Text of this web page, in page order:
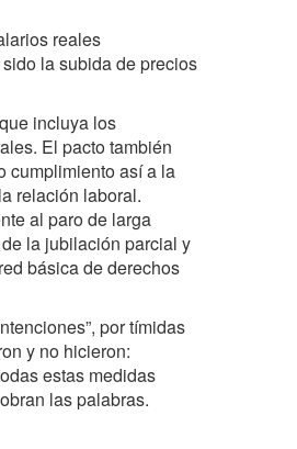
reales
la subida de precios
incluya los
El pacto también
cumplimiento así a la
relación laboral.
al paro de larga
la jubilación parcial y
básica de derechos
por tímidas
y no hicieron:
estas medidas
las palabras.